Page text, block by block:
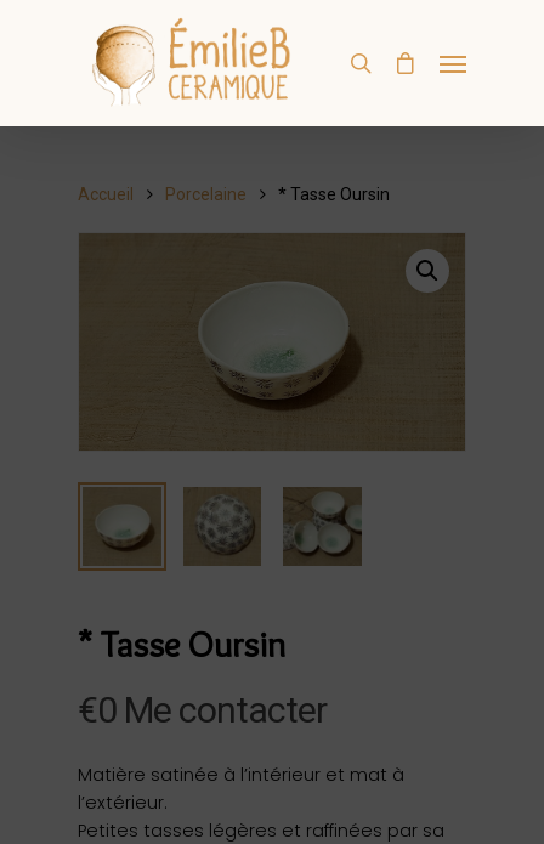
Accueil Porcelaine * Tasse Oursin
* Tasse Oursin
€0 Me contacter
Matière satinée à l’intérieur et mat à
l’extérieur.
Petites tasses légères et raffinées par sa